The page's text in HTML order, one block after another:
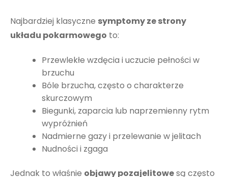
Najbardziej klasyczne symptomy ze strony
układu pokarmowego to:
Przewlekłe wzdęcia i uczucie pełności w
brzuchu
Bóle brzucha, często o charakterze
skurczowym
Biegunki, zaparcia lub naprzemienny rytm
wypróżnień
Nadmierne gazy i przelewanie w jelitach
Nudności i zgaga
Jednak to właśnie objawy pozajelitowesą często